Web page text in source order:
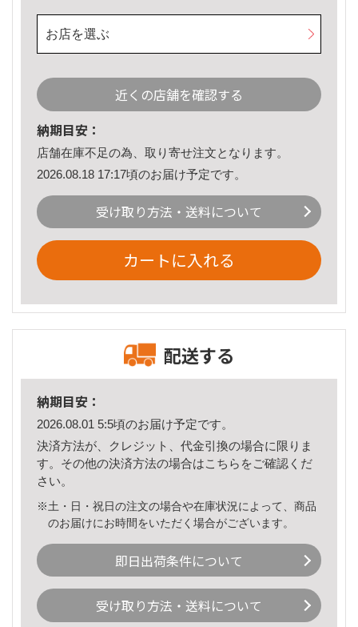
お店を選ぶ
近くの店舗を確認する
納期目安：
店舗在庫不足の為、取り寄せ注文となります。
2026.08.18 17:17頃のお届け予定です。
受け取り方法・送料について
カートに入れる
配送する
納期目安：
2026.08.01 5:5頃のお届け予定です。
決済方法が、クレジット、代金引換の場合に限りま
す。その他の決済方法の場合はこちら をご確認くだ
さい。
※土・日・祝日の注文の場合や在庫状況によって、商品
のお届けにお時間をいただく場合がございます。
即日出荷条件について
受け取り方法・送料について